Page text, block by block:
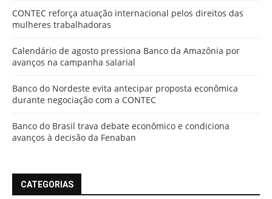
CONTEC reforça atuação internacional pelos direitos das
mulheres trabalhadoras
Calendário de agosto pressiona Banco da Amazônia por
avanços na campanha salarial
Banco do Nordeste evita antecipar proposta econômica
durante negociação com a CONTEC
Banco do Brasil trava debate econômico e condiciona
avanços à decisão da Fenaban
CATEGORIAS